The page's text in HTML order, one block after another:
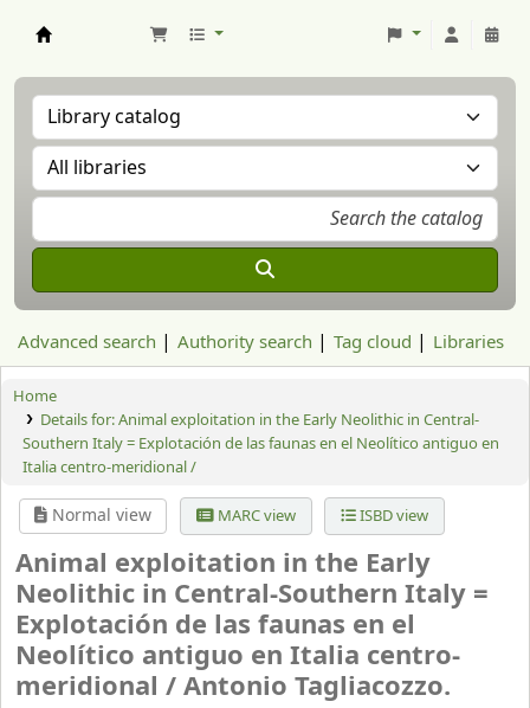
Advanced search Authority search Tag cloud Libraries
Home
Details for:Animal exploitation in the Early Neolithic in Central-
Southern Italy = Explotación de las faunas en el Neolítico antiguo en
Italia centro-meridional /
Normal view MARC view ISBD view
Animal exploitation in the Early
Neolithic in Central-Southern Italy =
Explotación de las faunas en el
Neolítico antiguo en Italia centro-
meridional /Antonio Tagliacozzo.